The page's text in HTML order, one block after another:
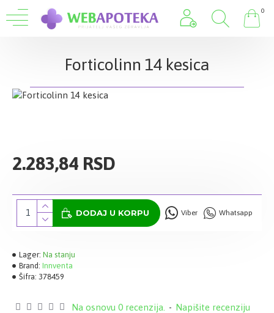
0
Forticolinn 14 kesica
Lager: Na stanju
Brand: Innventa
Šifra: 378459
Na osnovu 0 recenzija. - Napišite recenziju
2.283,84 RSD
DODAJ U KORPU Viber Whatsapp